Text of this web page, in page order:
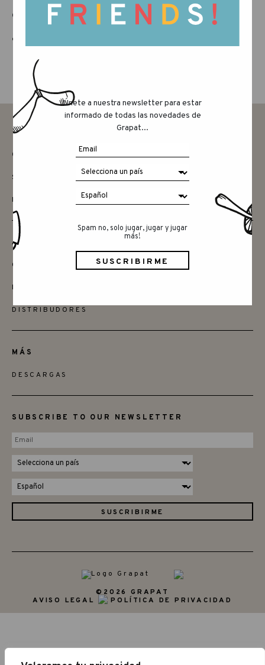
COMPARTE ESTE ARTÍCULO
Únete a nuestra newsletter para estar
informado de todas las novedades de
Grapat...
Spam no, solo jugar, jugar y jugar
más!
CONTACTAR
SAY HELLO
INSTAGRAM
AMIGOS
QUIERES SER MINORISTA
ENCUENTRA LAS TIENDAS
DISTRIBUDORES
MÁS
DESCARGAS
SUBSCRIBE TO OUR NEWSLETTER
©2026 GRAPAT
AVISO LEGAL
POLÍTICA DE PRIVACIDAD